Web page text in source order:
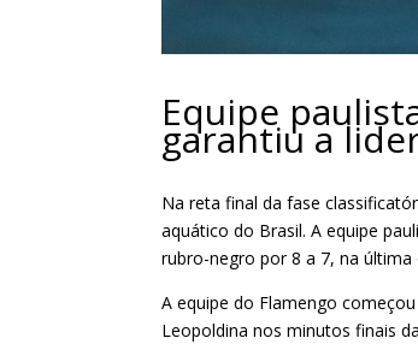
Equipe
garantiu a
Na reta final da fase
aquático do Brasil. A equipe
rubro-negro por 8 a 7, na última
A equipe do Flamengo
Leopoldina nos minutos finais